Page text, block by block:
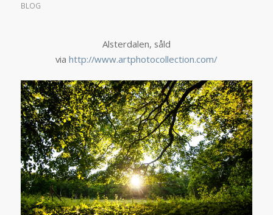
BLOG
Alsterdalen, såld
viahttp://www.artphotocollection.com/